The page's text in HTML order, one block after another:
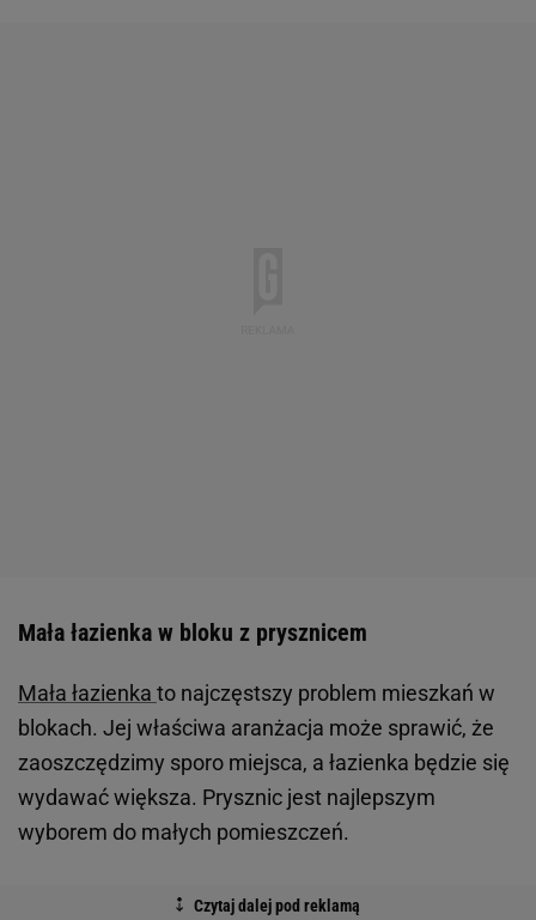
Mała łazienka w bloku z prysznicem
Mała łazienka to najczęstszy problem mieszkań w
blokach. Jej właściwa aranżacja może sprawić, że
zaoszczędzimy sporo miejsca, a łazienka będzie się
wydawać większa. Prysznic jest najlepszym
wyborem do małych pomieszczeń.